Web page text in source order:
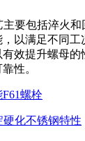
主要包括淬火
以满足不同工
效提升螺母的
性。
螺栓
硬化不锈钢特性